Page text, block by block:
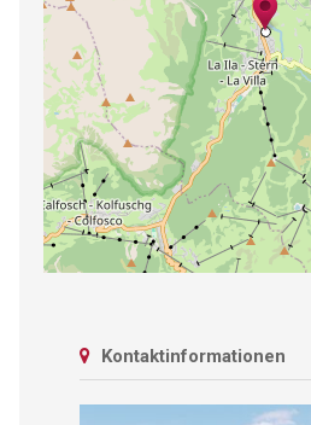
Kontaktinformationen